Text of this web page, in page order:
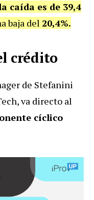
caída es de 39,4
baja del 20,4%.
crédito
de Stefanini
va directo al
cíclico